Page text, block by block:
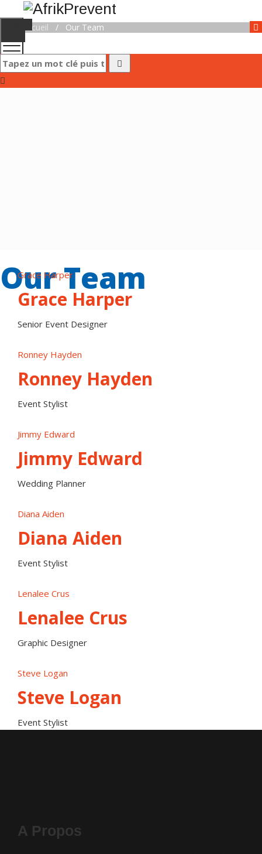
Accueil / Our Team
Our Team
Grace Harper
Grace Harper
Senior Event Designer
Ronney Hayden
Ronney Hayden
Event Stylist
Jimmy Edward
Jimmy Edward
Wedding Planner
Diana Aiden
Diana Aiden
Event Stylist
Lenalee Crus
Lenalee Crus
Graphic Designer
Steve Logan
Steve Logan
Event Stylist
A Propos